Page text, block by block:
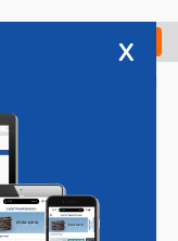
Check in
x